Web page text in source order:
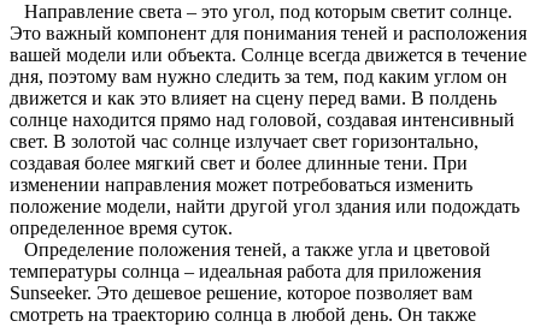
Направление света – это угол, под которым светит солнце.
Это важный компонент для понимания теней и расположения
вашей модели или объекта. Солнце всегда движется в течение
дня, поэтому вам нужно следить за тем, под каким углом он
движется и как это влияет на сцену перед вами. В полдень
солнце находится прямо над головой, создавая интенсивный
свет. В золотой час солнце излучает свет горизонтально,
создавая более мягкий свет и более длинные тени. При
изменении направления может потребоваться изменить
положение модели, найти другой угол здания или подождать
определенное время суток.
Определение положения теней, а также угла и цветовой
температуры солнца – идеальная работа для приложения
Sunseeker. Это дешевое решение, которое позволяет вам
смотреть на траекторию солнца в любой день. Он также